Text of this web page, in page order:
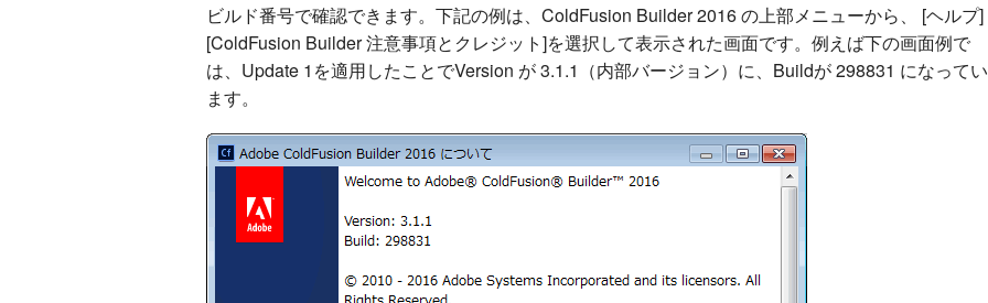
ビルド番号で確認できます。下記の例は、ColdFusion Builder 2016 の上部メニューから、 [ヘルプ]
[ColdFusion Builder 注意事項とクレジット]を選択して表示された画面です。例えば下の画面例で
は、Update 1を適用したことでVersion が 3.1.1（内部バージョン）に、Buildが 298831 になってい
ます。